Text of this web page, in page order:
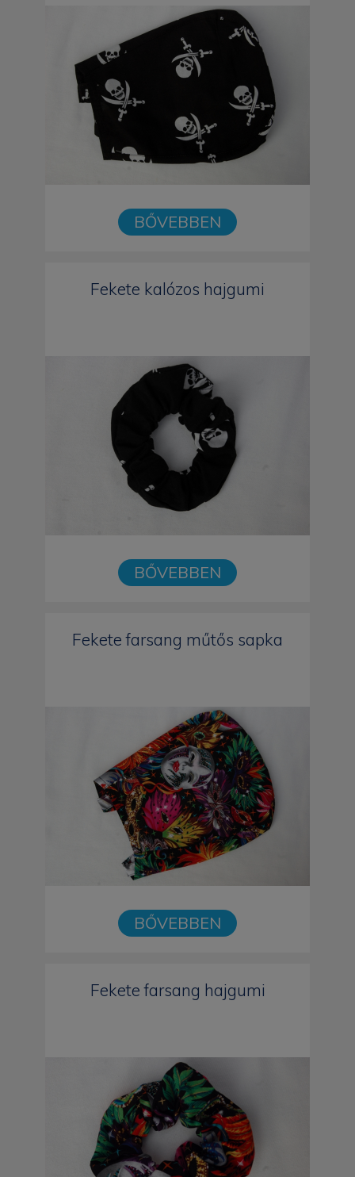
BŐVEBBEN
Fekete kalózos hajgumi
BŐVEBBEN
Fekete farsang műtős sapka
BŐVEBBEN
Fekete farsang hajgumi